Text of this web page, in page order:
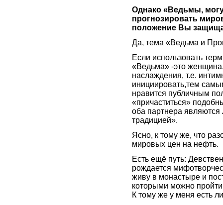
Однако «Ведьмы,
прогнозировать
положение Вы
Да, тема «Ведьма и
Если использовать
«Ведьма» -это женщина,
наслаждения, т.е.
инициировать,тем
нравится публичным
«причаститься»
оба партнера
традицией».
Ясно, к тому же, что
мировых цен на нефть.
Есть ещё путь:
рождается
живу в монастыре и
которыми можно
К тому же у меня есть